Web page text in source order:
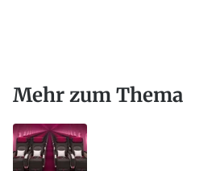
Mehr zum Thema